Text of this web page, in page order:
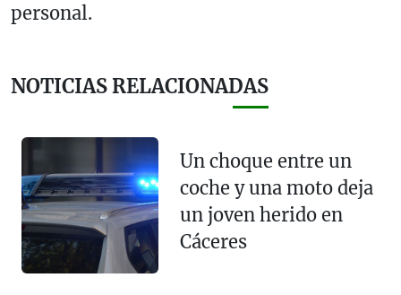
personal.
NOTICIAS RELACIONADAS
Un choque entre un
coche y una moto deja
un joven herido en
Cáceres